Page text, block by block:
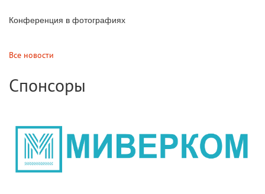
Конференция в фотографиях
Все новости
Спонсоры